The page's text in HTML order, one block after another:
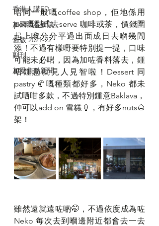
香港人講ED
加國舊案新談
舊版 2021-22
副刊
加愛焦點新聞
唔同一般嘅coffee shop，佢地係用
pot嘅型式去serve 咖啡或茶，價錢圍
起上嚟分分平過出面成日去嗰幾間
添！不過有樣嘢要特別提一提，口味
可能未必啱，因為加咗香料落去，鍾
唔鍾意就見人見智啦！Dessert 同
pastry 🥐嘅種類都好多，Neko 都未
試哂咁多款，不過特別鍾意Baklava，
仲可以add on 雪糕🍦，有好多nuts🌰
架！
雖然遠就遠咗啲🤭，不過依度成為咗
Neko 每次去到嗰邊附近都會去一去